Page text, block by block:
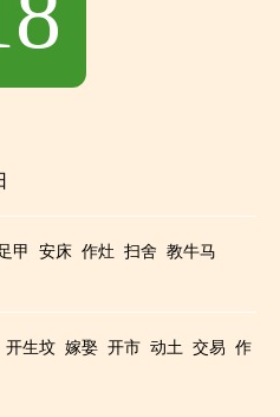
甲 安床 作灶 扫舍 教牛马
开生坟 嫁娶 开市 动土 交易 作